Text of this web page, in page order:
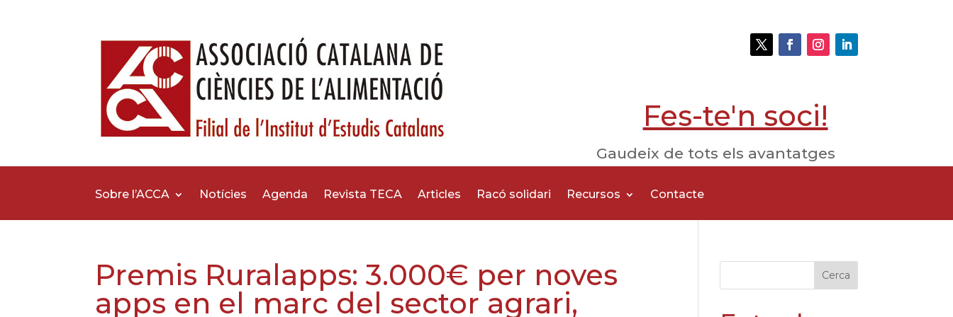
Fes-te'n soci!
Gaudeix de tots els avantatges
Sobre l’ACCA Notícies Agenda Revista TECA Articles Racó solidari Recursos Contacte
Premis Ruralapps: 3.000€ per noves
apps en el marc del sector agrari,
Cerca